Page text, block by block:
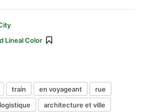
Lineal Color
train en voyageant
rue
architecture et ville